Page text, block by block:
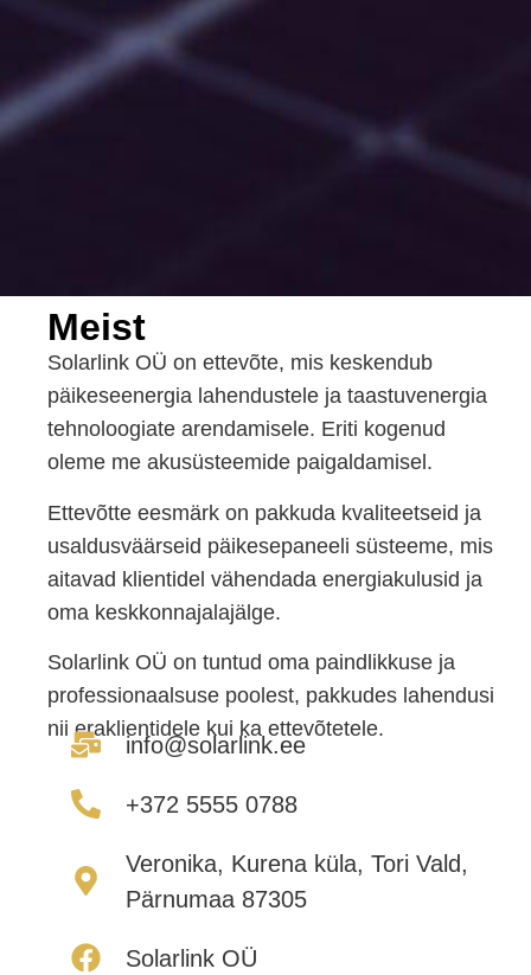
Meist
Solarlink OÜ on ettevõte, mis keskendub
päikeseenergia lahendustele ja taastuvenergia
tehnoloogiate arendamisele. Eriti kogenud
oleme me akusüsteemide paigaldamisel.
Ettevõtte eesmärk on pakkuda kvaliteetseid ja
usaldusväärseid päikesepaneeli süsteeme, mis
aitavad klientidel vähendada energiakulusid ja
oma keskkonnajalajälge.
Solarlink OÜ on tuntud oma paindlikkuse ja
professionaalsuse poolest, pakkudes lahendusi
nii eraklientidele kui ka ettevõtetele.
info@solarlink.ee
+372 5555 0788​
Veronika, Kurena küla, Tori Vald,
Pärnumaa 87305
Solarlink OÜ